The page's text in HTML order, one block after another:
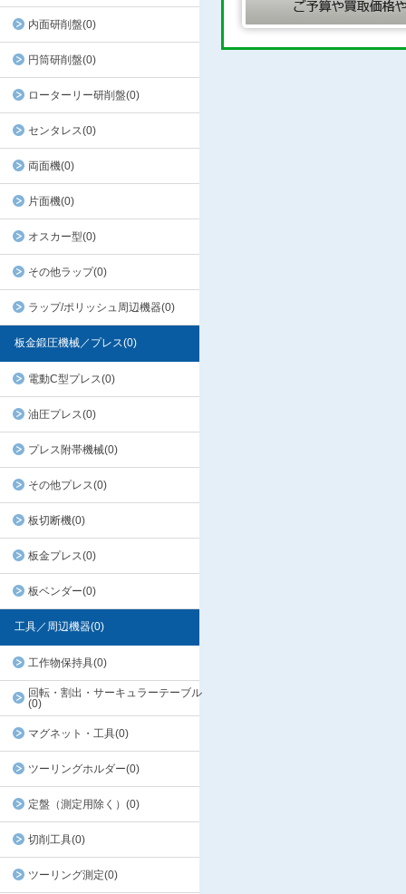
内面研削盤(0)
円筒研削盤(0)
ローターリー研削盤(0)
センタレス(0)
両面機(0)
片面機(0)
オスカー型(0)
その他ラップ(0)
ラップ/ポリッシュ周辺機器(0)
板金鍛圧機械／プレス(0)
電動C型プレス(0)
油圧プレス(0)
プレス附帯機械(0)
その他プレス(0)
板切断機(0)
板金プレス(0)
板ベンダー(0)
工具／周辺機器(0)
工作物保持具(0)
回転・割出・サーキュラーテーブル
(0)
マグネット・工具(0)
ツーリングホルダー(0)
定盤（測定用除く）(0)
切削工具(0)
ツーリング測定(0)